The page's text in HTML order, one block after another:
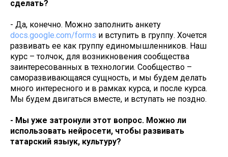
сделать?
- Да, конечно. Можно заполнить анкету
docs.google.com/forms и вступить в группу. Хочется
развивать ее как группу единомышленников. Наш
курс – толчок, для возникновения сообщества
заинтересованных в технологии. Сообщество –
саморазвивающаяся сущность, и мы будем делать
много интересного и в рамках курса, и после курса.
Мы будем двигаться вместе, и вступать не поздно.
- Мы уже затронули этот вопрос. Можно ли
использовать нейросети, чтобы развивать
татарский языук, культуру?